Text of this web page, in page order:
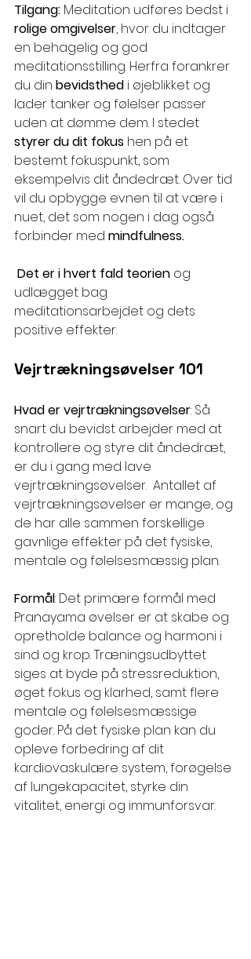
Tilgang: Meditation udføres bedst i
rolige omgivelser, hvor du indtager
en behagelig og god
meditationsstilling. Herfra forankrer
du din bevidsthed i øjeblikket og
lader tanker og følelser passer
uden at dømme dem. I stedet
styrer du dit fokus hen på et
bestemt fokuspunkt, som
eksempelvis dit åndedræt. Over tid
vil du opbygge evnen til at være i
nuet, det som nogen i dag også
forbinder med mindfulness.
Det er i hvert fald teorien og
udlægget bag
meditationsarbejdet og dets
positive effekter.
Vejrtrækningsøvelser 101
Hvad er vejrtrækningsøvelser: Så
snart du bevidst arbejder med at
kontrollere og styre dit åndedræt,
er du i gang med lave
vejrtrækningsøvelser.  Antallet af
vejrtrækningsøvelser er mange, og
de har alle sammen forskellige
gavnlige effekter på det fysiske,
mentale og følelsesmæssig plan.
Formål: Det primære formål med
Pranayama øvelser er at skabe og
opretholde balance og harmoni i
sind og krop. Træningsudbyttet
siges at byde på stressreduktion,
øget fokus og klarhed, samt flere
mentale og følelsesmæssige
goder. På det fysiske plan kan du
opleve forbedring af dit
kardiovaskulære system, forøgelse
af lungekapacitet, styrke din
vitalitet, energi og immunforsvar.